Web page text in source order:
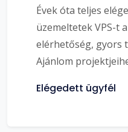
Évek óta teljes
üzemeltetek VPS-t
elérhetőség, gyors
Ajánlom
Elégedett ügyfél